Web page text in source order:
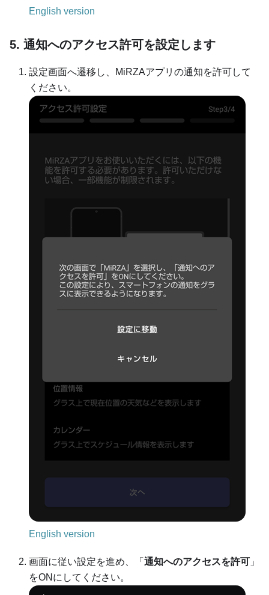
English version
5. 通知へのアクセス許可を設定します
設定画面へ遷移し、MiRZAアプリの通知を許可して
ください。
English version
画面に従い設定を進め、「 通知へのアクセスを許可 」
をONにしてください。